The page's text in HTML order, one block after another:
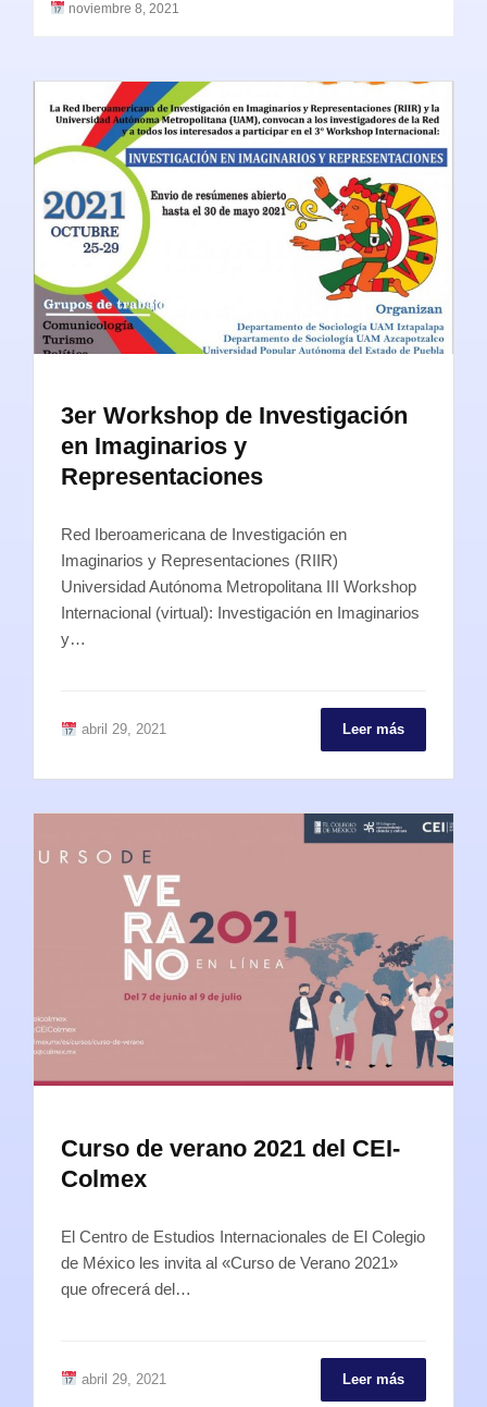
noviembre 8, 2021
3er Workshop de Investigación
en Imaginarios y
Representaciones
Red Iberoamericana de Investigación en
Imaginarios y Representaciones (RIIR)
Universidad Autónoma Metropolitana III Workshop
Internacional (virtual): Investigación en Imaginarios
y…
abril 29, 2021 Leer más
Curso de verano 2021 del CEI-
Colmex
El Centro de Estudios Internacionales de El Colegio
de México les invita al «Curso de Verano 2021»
que ofrecerá del…
abril 29, 2021 Leer más